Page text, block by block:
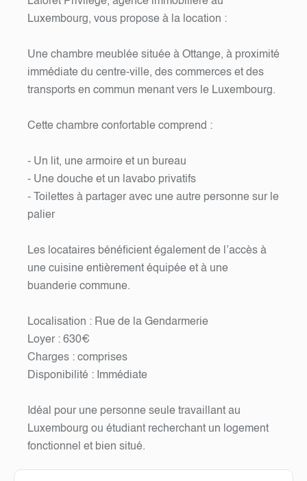
Luxembourg, vous propose à la location :
Une chambre meublée située à Ottange, à proximité
immédiate du centre-ville, des commerces et des
transports en commun menant vers le Luxembourg.
Cette chambre confortable comprend :
- Un lit, une armoire et un bureau
- Une douche et un lavabo privatifs
- Toilettes à partager avec une autre personne sur le
palier
Les locataires bénéficient également de l’accès à
une cuisine entièrement équipée et à une
buanderie commune.
Localisation : Rue de la Gendarmerie
Loyer : 630€
Charges : comprises
Disponibilité : Immédiate
Idéal pour une personne seule travaillant au
Luxembourg ou étudiant recherchant un logement
fonctionnel et bien situé.